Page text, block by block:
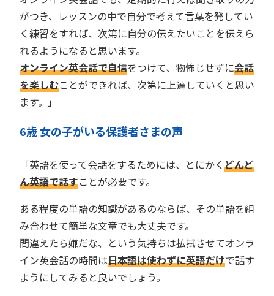
がつき、レッスンの中で自分で考えて言葉を発してい
く練習をすれば、次第に自分の伝えたいことを伝えら
れるようになると思います。
オンライン英会話で自信をつけて、物怖じせずに会話
を楽しむことができれば、次第に上達していくと思い
ます。」
6歳 女の子がいる保護者さまの声
「英語を使って会話をするためには、とにかくどんど
ん英語で話すことが必要です。
ある程度の単語の知識があるのならば、その単語を組
み合わせて簡単な文章でも大丈夫です。
間違えたら嫌だな、という気持ちは払拭させてオンラ
イン英会話の時間は日本語は使わずに英語だけで話す
ようにしてみると良いでしょう。